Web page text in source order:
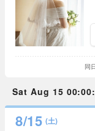
同
Sat Aug 15
8/15 (土)